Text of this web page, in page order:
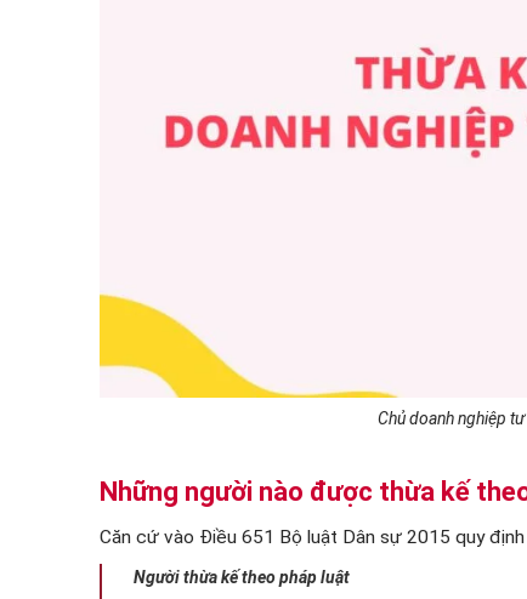
Chủ doanh nghiệp
Những người nào được thừa kế
Căn cứ vào Điều 651 Bộ luật Dân sự 2015 quy định
Người thừa kế theo pháp luật